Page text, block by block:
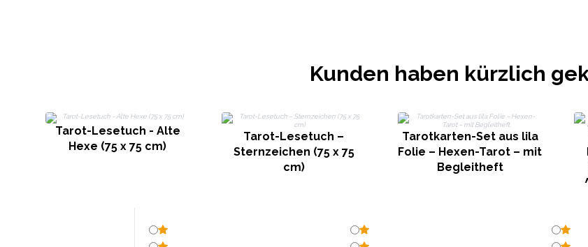
Kunden haben kürzlich
Tarot-Lesetuch - Alte
Hexe (75 x 75 cm)
Tarot-Lesetuch –
Sternzeichen (75 x 75
cm)
Tarotkarten-Set aus lila
Folie – Hexen-Tarot – mit
Begleitheft